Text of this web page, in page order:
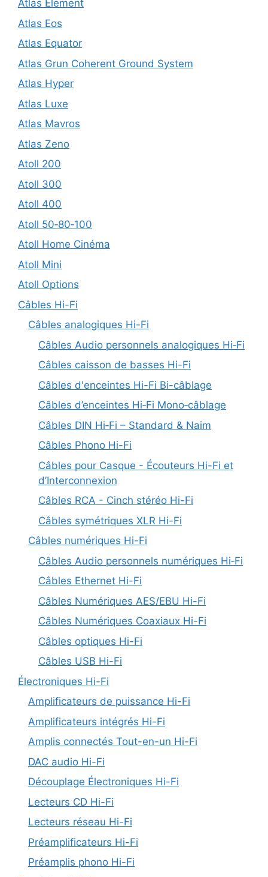
Atlas Element
Atlas Eos
Atlas Equator
Atlas Grun Coherent Ground System
Atlas Hyper
Atlas Luxe
Atlas Mavros
Atlas Zeno
Atoll 200
Atoll 300
Atoll 400
Atoll 50‑80‑100
Atoll Home Cinéma
Atoll Mini
Atoll Options
Câbles Hi-Fi
Câbles analogiques Hi-Fi
Câbles Audio personnels analogiques Hi‑Fi
Câbles caisson de basses Hi-Fi
Câbles d'enceintes Hi-Fi Bi-câblage
Câbles d’enceintes Hi‑Fi Mono‑câblage
Câbles DIN Hi‑Fi – Standard & Naim
Câbles Phono Hi-Fi
Câbles pour Casque - Écouteurs Hi-Fi et
d’Interconnexion
Câbles RCA - Cinch stéréo Hi-Fi
Câbles symétriques XLR Hi-Fi
Câbles numériques Hi-Fi
Câbles Audio personnels numériques Hi‑Fi
Câbles Ethernet Hi-Fi
Câbles Numériques AES/EBU Hi-Fi
Câbles Numériques Coaxiaux Hi-Fi
Câbles optiques Hi-Fi
Câbles USB Hi-Fi
Électroniques Hi-Fi
Amplificateurs de puissance Hi-Fi
Amplificateurs intégrés Hi-Fi
Amplis connectés Tout-en-un Hi-Fi
DAC audio Hi-Fi
Découplage Électroniques Hi-Fi
Lecteurs CD Hi-Fi
Lecteurs réseau Hi-Fi
Préamplificateurs Hi-Fi
Préamplis phono Hi-Fi